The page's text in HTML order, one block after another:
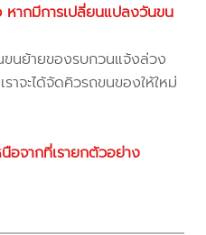
ากมีการเปลี่ยนแปลงวันขน
นย้ายของรบกวนแจ้งล่วง
าจะได้จัดคิวรถขนของให้ใหม่
อจากที่เรายกตัวอย่าง